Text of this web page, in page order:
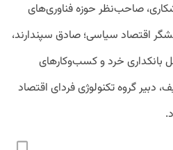
صاحب‌نظر حوزه فناوری‌های
اقتصاد سیاسی؛ صادق سپندارند،
بانکداری خرد و کسب‌وکارهای
گروه تکنولوژی فردای اقتصاد